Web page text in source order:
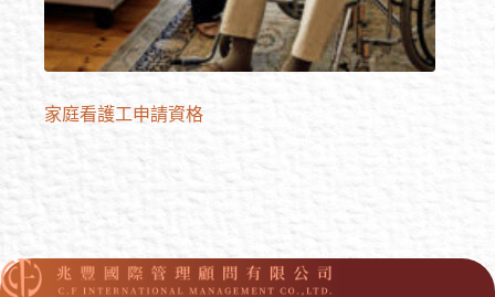
家庭看護工申請資格